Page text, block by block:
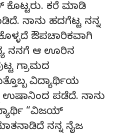
ಕೊಟ್ಟರು. ಕರೆ ಮಾಡಿ
ನಾನು ಹದಗೆಟ್ಟ ನನ್ನ
ಔಪಚಾರಿಕವಾಗಿ
ನನಗೆ ಆ ಊರಿನ
ಗ್ರಾಮದ
ವಿದ್ಯಾರ್ಥಿಯ
ಪಡೆದೆ. ನಾನು
“ವಿಜಯ್
ನನ್ನ ನೈಜ